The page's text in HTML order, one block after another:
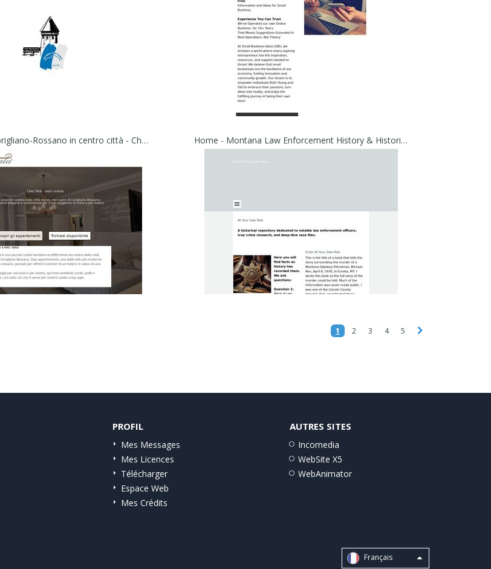
Affitti brevi a Corigliano-Rossano in centro città - Chez Tatà - short rentals Home - Montana Law Enforcement History & Historical Cold Cases | East of the Mountains
1 2 3 4 5
PROFIL
Mes Messages
Mes Licences
Télécharger
Espace Web
Mes Crédits
AUTRES SITES
Incomedia
WebSite X5
WebAnimator
Français